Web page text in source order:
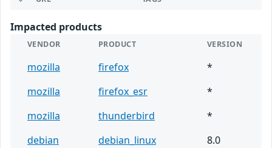
Impacted products
VENDOR PRODUCT VERSION
mozilla firefox
*
mozilla
firefox_esr
*
mozilla
thunderbird
*
debian
debian_linux
8.0